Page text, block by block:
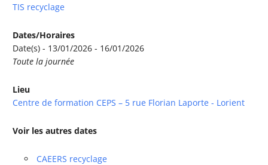
TIS recyclage
Dates/Horaires
Date(s) - 13/01/2026 - 16/01/2026
Toute la journée
Lieu
Centre de formation CEPS – 5 rue Florian Laporte - Lorient
Voir les autres dates
CAEERS recyclage